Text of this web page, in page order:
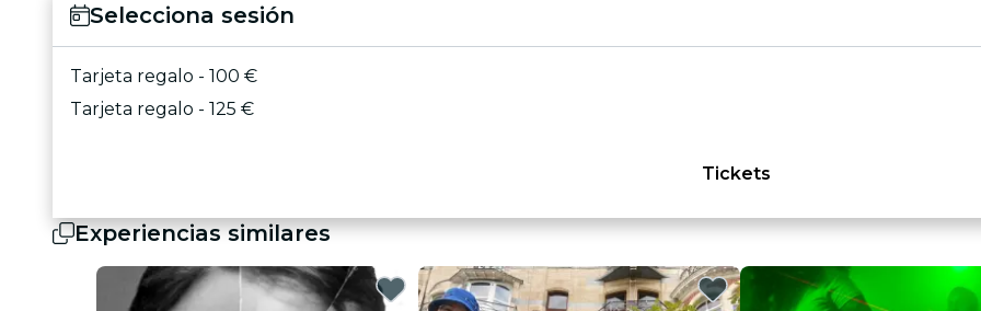
Selecciona sesión
Tarjeta regalo - 100 €
Tarjeta regalo - 125 €
Tickets
Experiencias similares